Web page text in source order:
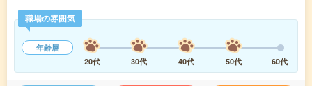
職場の雰囲気
年齢層
20代
30代 40代 50代 60代